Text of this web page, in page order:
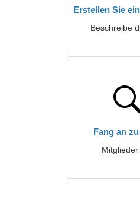
Erstellen Sie
Beschreibe
Fang an